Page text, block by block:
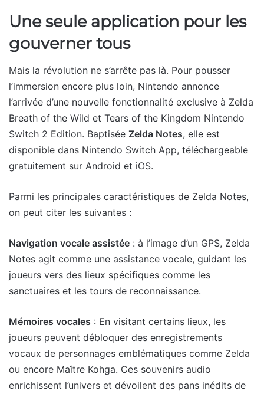
Une seule application pour les
gouverner tous
Mais la révolution ne s’arrête pas là. Pour pousser
l’immersion encore plus loin, Nintendo annonce
l’arrivée d’une nouvelle fonctionnalité exclusive à Zelda
Breath of the Wild et Tears of the Kingdom Nintendo
Switch 2 Edition. Baptisée Zelda Notes, elle est
disponible dans Nintendo Switch App, téléchargeable
gratuitement sur Android et iOS.
Parmi les principales caractéristiques de Zelda Notes,
on peut citer les suivantes :
Navigation vocale assistée : à l’image d’un GPS, Zelda
Notes agit comme une assistance vocale, guidant les
joueurs vers des lieux spécifiques comme les
sanctuaires et les tours de reconnaissance.
Mémoires vocales : En visitant certains lieux, les
joueurs peuvent débloquer des enregistrements
vocaux de personnages emblématiques comme Zelda
ou encore Maître Kohga. Ces souvenirs audio
enrichissent l’univers et dévoilent des pans inédits de